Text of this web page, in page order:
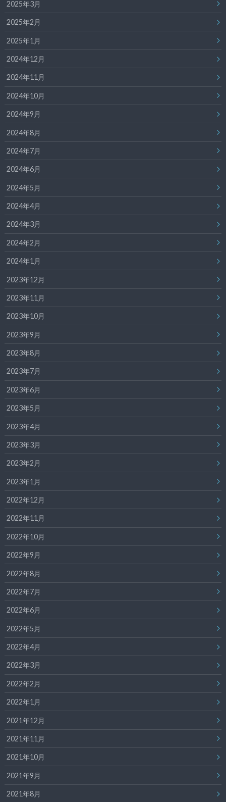
2025年3月
2025年2月
2025年1月
2024年12月
2024年11月
2024年10月
2024年9月
2024年8月
2024年7月
2024年6月
2024年5月
2024年4月
2024年3月
2024年2月
2024年1月
2023年12月
2023年11月
2023年10月
2023年9月
2023年8月
2023年7月
2023年6月
2023年5月
2023年4月
2023年3月
2023年2月
2023年1月
2022年12月
2022年11月
2022年10月
2022年9月
2022年8月
2022年7月
2022年6月
2022年5月
2022年4月
2022年3月
2022年2月
2022年1月
2021年12月
2021年11月
2021年10月
2021年9月
2021年8月